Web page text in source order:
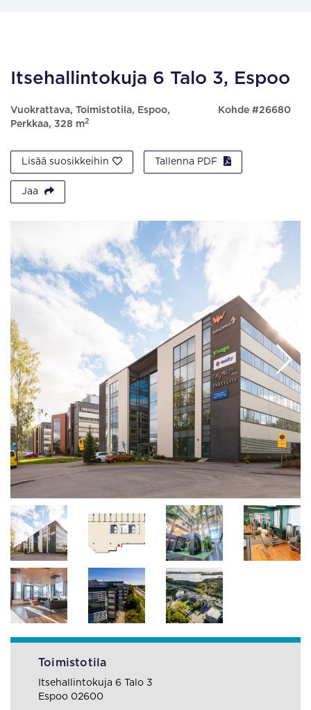
Itsehallintokuja 6 Talo 3, Espoo
Vuokrattava, Toimistotila, Espoo,
Perkkaa, 328 m2
Kohde #26680
Lisää suosikkeihin Tallenna PDF
Jaa
Toimistotila
Itsehallintokuja 6 Talo 3
Espoo 02600